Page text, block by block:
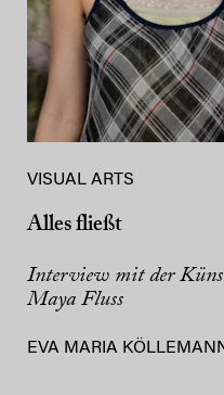
VISUAL ARTS
Alles fließt
Interview mit der
Maya Fluss
EVA MARIA